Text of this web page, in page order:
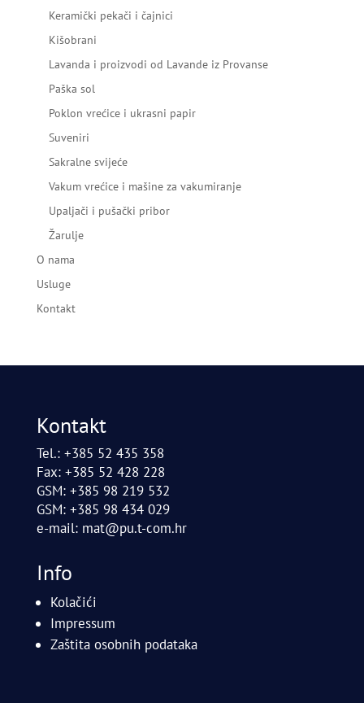
Keramički pekači i čajnici
Kišobrani
Lavanda i proizvodi od Lavande iz Provanse
Paška sol
Poklon vrećice i ukrasni papir
Suveniri
Sakralne svijeće
Vakum vrećice i mašine za vakumiranje
Upaljači i pušački pribor
Žarulje
O nama
Usluge
Kontakt
Kontakt
Tel.: +385 52 435 358
Fax: +385 52 428 228
GSM: +385 98 219 532
GSM: +385 98 434 029
e-mail: mat@pu.t-com.hr
Info
Kolačići
Impressum
Zaštita osobnih podataka